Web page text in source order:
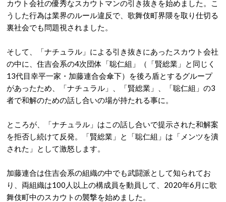
カウト会社の優秀なスカウトマンの引き抜きを始めました。こ
うした行為は業界のルール違反で、歌舞伎町界隈を取り仕切る
裏社会でも問題視されました。
そして、「ナチュラル」による引き抜きにあったスカウト会社
の中に、住吉会系の4次団体「聡仁組」（「賢総業」と同じく
13代目幸平一家・加藤連合会傘下）を後ろ盾とするグループ
があったため、「ナチュラル」、「賢総業」、「聡仁組」の3
者で和解のための話し合いの場が持たれる事に。
ところが、「ナチュラル」はこの話し合いで提示された和解案
を拒否し続けて反発。「賢総業」と「聡仁組」は「メンツを潰
された」として激怒します。
加藤連合は住吉会系の組織の中でも武闘派として知られてお
り、両組織は100人以上の構成員を動員して、2020年6月に歌
舞伎町中のスカウトの襲撃を始めました。